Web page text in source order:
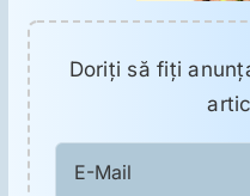
Doriţi să fiţi